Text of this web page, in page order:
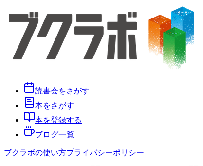
読書会をさがす
本をさがす
本を登録する
ブログ一覧
ブクラボの使い方プライバシーポリシー